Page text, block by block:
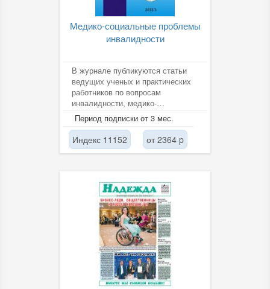
Медико-социальные проблемы
инвалидности
В журнале публикуются статьи
ведущих ученых и практических
работников по вопросам
инвалидности, медико-
социальной экспертизе и
реабилитации...
Период подписки от 3 мес.
Индекс 11152 от 2364 p